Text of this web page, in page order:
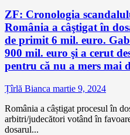
ZF: Cronologia
România a câştigat în
de primit 6 mil. euro.
900 mil. euro şi a cerut
pentru că nu a mers mai
Țîrlă Bianca martie 9, 2024
România a câștigat procesul în
arbitri/judecători votând în
dosarul...